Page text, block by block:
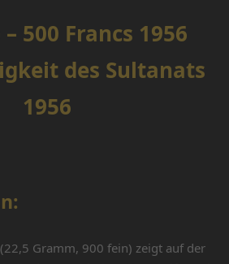
500 Francs 1956
des Sultanats
1956
(22,5 Gramm, 900 fein) zeigt auf der